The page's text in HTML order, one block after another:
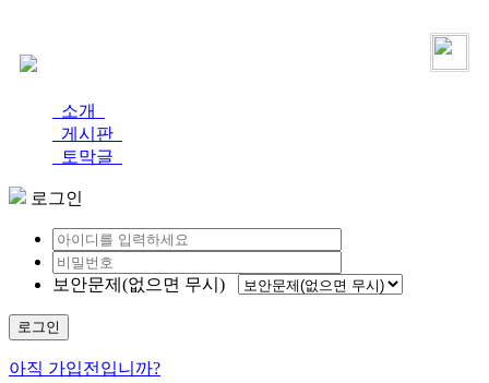
소개
게시판
토막글
로그인
보안문제(없으면 무시)
로그인
아직 가입전입니까?